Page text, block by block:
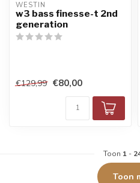
WESTIN
w3 bass finesse-t 2nd
generation
€129,99 €80,00
Toon 1 -
Toon